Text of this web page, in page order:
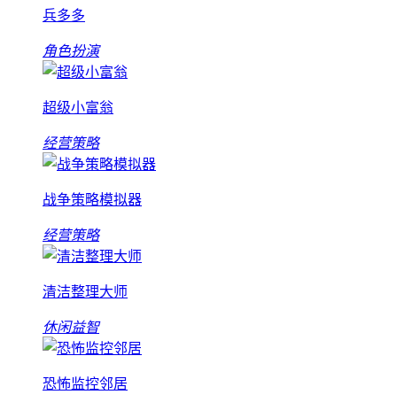
兵多多
角色扮演
超级小富翁
经营策略
战争策略模拟器
经营策略
清洁整理大师
休闲益智
恐怖监控邻居